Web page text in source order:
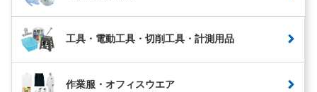
工具・電動工具・切削工具・計測用品
作業服・オフィスウエア